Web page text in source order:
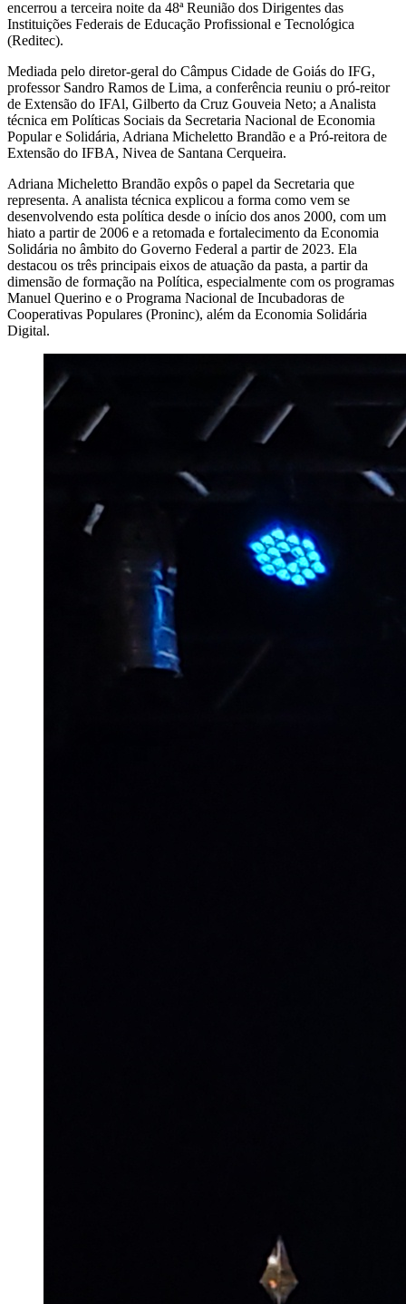
encerrou a terceira noite da 48ª Reunião dos Dirigentes das
Instituições Federais de Educação Profissional e Tecnológica
(Reditec).
Mediada pelo diretor-geral do Câmpus Cidade de Goiás do IFG,
professor Sandro Ramos de Lima, a conferência reuniu o pró-reitor
de Extensão do IFAl, Gilberto da Cruz Gouveia Neto; a Analista
técnica em Políticas Sociais da Secretaria Nacional de Economia
Popular e Solidária, Adriana Micheletto Brandão e a Pró-reitora de
Extensão do IFBA, Nivea de Santana Cerqueira.
Adriana Micheletto Brandão expôs o papel da Secretaria que
representa. A analista técnica explicou a forma como vem se
desenvolvendo esta política desde o início dos anos 2000, com um
hiato a partir de 2006 e a retomada e fortalecimento da Economia
Solidária no âmbito do Governo Federal a partir de 2023. Ela
destacou os três principais eixos de atuação da pasta, a partir da
dimensão de formação na Política, especialmente com os programas
Manuel Querino e o Programa Nacional de Incubadoras de
Cooperativas Populares (Proninc), além da Economia Solidária
Digital.